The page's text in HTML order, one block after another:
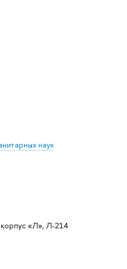
наук
корпус «Л», Л-214